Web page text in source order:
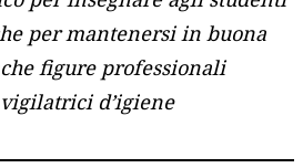
per mantenersi in buona
figure professionali
d’igiene